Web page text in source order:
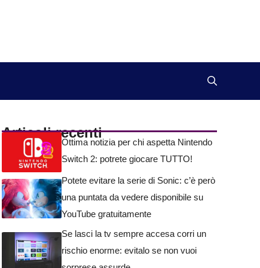
Articoli recenti
Ottima notizia per chi aspetta Nintendo
Switch 2: potrete giocare TUTTO!
Potete evitare la serie di Sonic: c’è però
una puntata da vedere disponibile su
YouTube gratuitamente
Se lasci la tv sempre accesa corri un
rischio enorme: evitalo se non vuoi